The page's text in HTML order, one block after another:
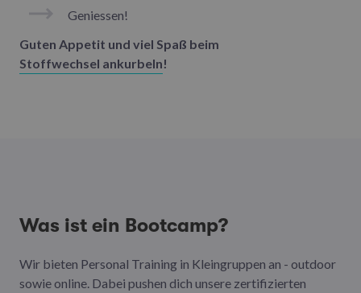
Geniessen!
Guten Appetit und viel Spaß beim
Stoffwechsel ankurbeln!
Was ist ein Bootcamp?
Wir bieten Personal Training in Kleingruppen an - outdoor
sowie online. Dabei pushen dich unsere zertifizierten